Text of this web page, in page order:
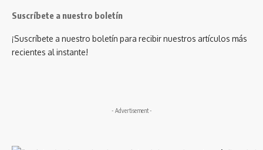
Suscríbete a nuestro boletín
¡Suscríbete a nuestro boletín para recibir nuestros artículos más
recientes al instante!
- Advertisement -